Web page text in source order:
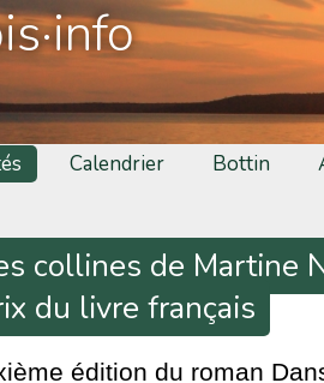
Calendrier Bottin
collines de Martine
du livre français
édition du roman